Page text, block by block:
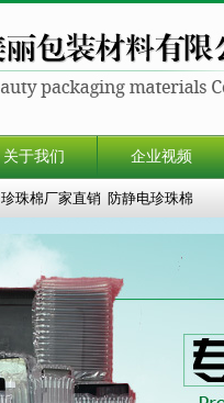
关于我们 企业视频
珍珠棉厂家直销 防静电珍珠棉